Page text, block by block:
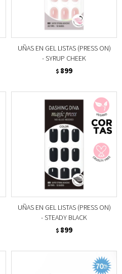
UÑAS EN GEL LISTAS (PRESS ON)
- SYRUP CHEEK
$ 899
UÑAS EN GEL LISTAS (PRESS ON)
- STEADY BLACK
$ 899